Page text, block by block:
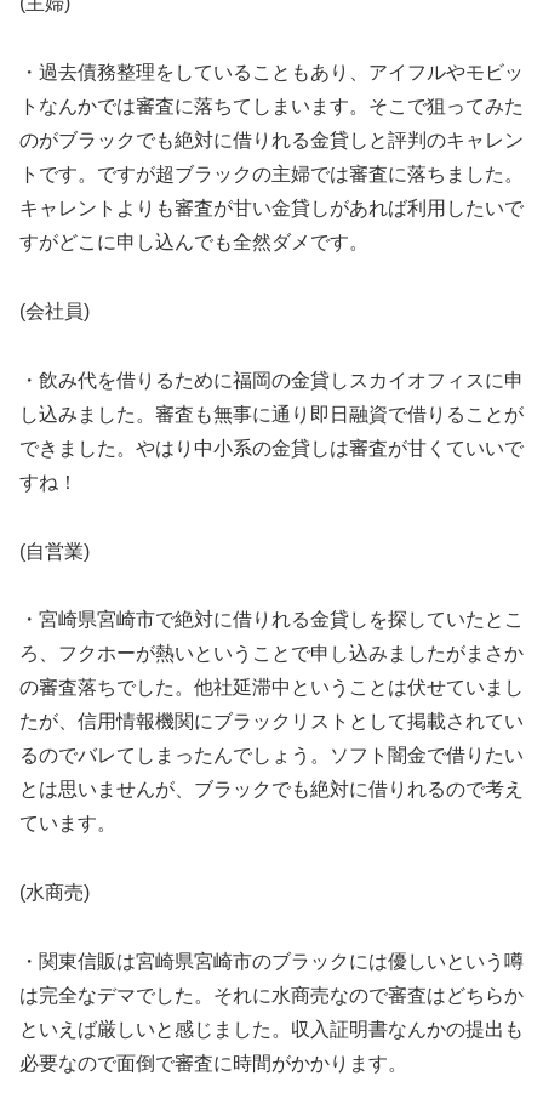
・過去債務整理をしていることもあり、アイフルやモビッ
トなんかでは審査に落ちてしまいます。そこで狙ってみた
のがブラックでも絶対に借りれる金貸しと評判のキャレン
トです。ですが超ブラックの主婦では審査に落ちました。
キャレントよりも審査が甘い金貸しがあれば利用したいで
すがどこに申し込んでも全然ダメです。
(会社員)
・飲み代を借りるために福岡の金貸しスカイオフィスに申
し込みました。審査も無事に通り即日融資で借りることが
できました。やはり中小系の金貸しは審査が甘くていいで
すね！
(自営業)
・宮崎県宮崎市で絶対に借りれる金貸しを探していたとこ
ろ、フクホーが熱いということで申し込みましたがまさか
の審査落ちでした。他社延滞中ということは伏せていまし
たが、信用情報機関にブラックリストとして掲載されてい
るのでバレてしまったんでしょう。ソフト闇金で借りたい
とは思いませんが、ブラックでも絶対に借りれるので考え
ています。
(水商売)
・関東信販は宮崎県宮崎市のブラックには優しいという噂
は完全なデマでした。それに水商売なので審査はどちらか
といえば厳しいと感じました。収入証明書なんかの提出も
必要なので面倒で審査に時間がかかります。